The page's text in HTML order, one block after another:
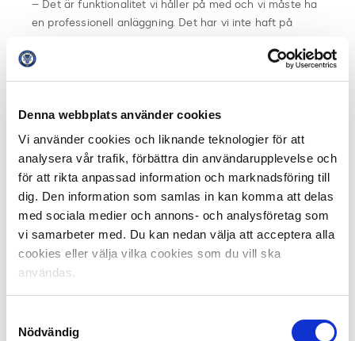
Denna webbplats använder cookies
Vi använder cookies och liknande teknologier för att
analysera vår trafik, förbättra din användarupplevelse och
för att rikta anpassad information och marknadsföring till
dig. Den information som samlas in kan komma att delas
med sociala medier och annons- och analysföretag som
vi samarbeter med. Du kan nedan välja att acceptera alla
cookies eller välja vilka cookies som du vill ska
användas.
Nödvändig
– Det är funktionalitet vi håller på med och vi måste ha
en professionell anläggning. Det har vi inte haft på
arena där, men det gick inte på grund av kulturvärdet.
Visst kommer anrika Strömvallen att saknas och flytten
har inte varit problemfri men samtidigt fanns det inga
alternativ. Gefle ser flera fördelar med en arena på en
ny plats, dessutom nära hockeylaget Brynäs.
– Av nostalgiska skäl hade många svårt att acceptera
en flytt men ska det finnas utrymme för två elitlag i
Gävle så måste vi hitta samarbetsformer och nu är vi
stationerade nära Brynäs. Det ger synergieffekter. Vi
behöver inte investera i sådant som redan finns hos
grannen. Vi tar inga risker, vi behöver inga kostnader, vi
delar på vinsten, menar Leif Lindstrand.
Gefles ordförande säger att det inte finns utrymme att